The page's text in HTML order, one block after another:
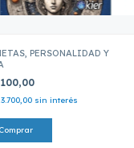
PERSONALIDAD Y
sin interés